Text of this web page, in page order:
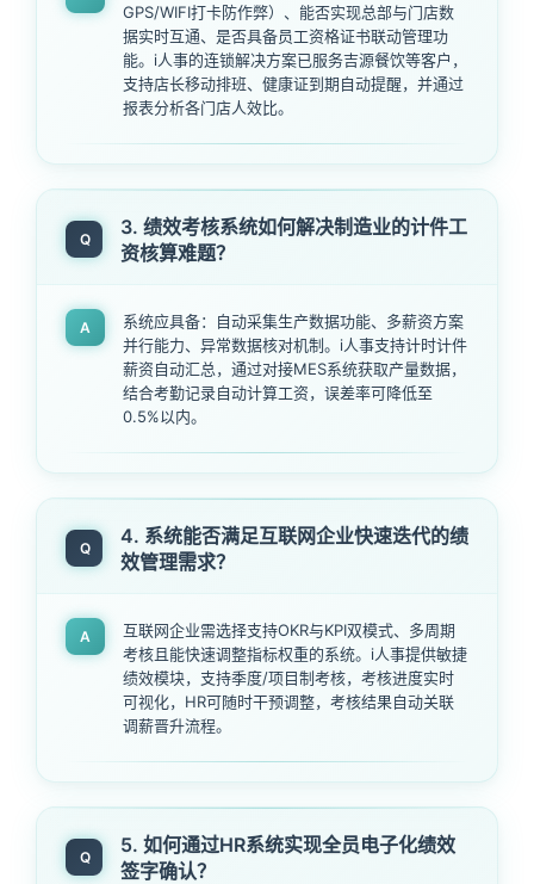
GPS/WIFI打卡防作弊）、能否实现总部与门店数
据实时互通、是否具备员工资格证书联动管理功
能。i人事的连锁解决方案已服务吉源餐饮等客户，
支持店长移动排班、健康证到期自动提醒，并通过
报表分析各门店人效比。
Q
3. 绩效考核系统如何解决制造业的计件工
资核算难题？
A
系统应具备：自动采集生产数据功能、多薪资方案
并行能力、异常数据核对机制。i人事支持计时计件
薪资自动汇总，通过对接MES系统获取产量数据，
结合考勤记录自动计算工资，误差率可降低至
0.5%以内。
Q
4. 系统能否满足互联网企业快速迭代的绩
效管理需求？
A
互联网企业需选择支持OKR与KPI双模式、多周期
考核且能快速调整指标权重的系统。i人事提供敏捷
绩效模块，支持季度/项目制考核，考核进度实时
可视化，HR可随时干预调整，考核结果自动关联
调薪晋升流程。
Q
5. 如何通过HR系统实现全员电子化绩效
签字确认？